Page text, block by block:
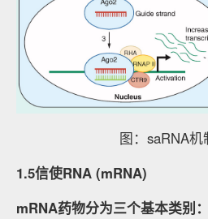
图：saRNA机
1.5信使RNA (mRNA)
mRNA药物分为三个基本类别